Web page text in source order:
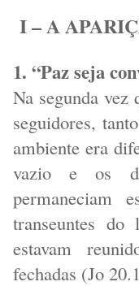
I – A
1. “Paz seja
Na segunda vez
seguidores,
ambiente era
vazio e os
permaneciam
transeuntes
estavam
fechadas (Jo